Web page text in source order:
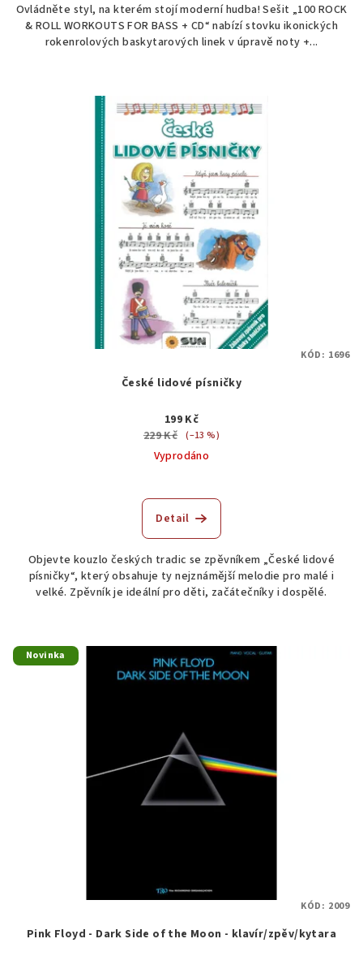
Ovládněte styl, na kterém stojí moderní hudba! Sešit „100 ROCK
& ROLL WORKOUTS FOR BASS + CD“ nabízí stovku ikonických
rokenrolových baskytarových linek v úpravě noty +...
České lidové písničky
199 Kč
229 Kč (–13 %)
Vyprodáno
Detail
Objevte kouzlo českých tradic se zpěvníkem „České lidové
písničky“, který obsahuje ty nejznámější melodie pro malé i
velké. Zpěvník je ideální pro děti, začátečníky i dospělé.
KÓD: 1696
Novinka
Pink Floyd - Dark Side of the Moon - klavír/zpěv/kytara
KÓD: 2009